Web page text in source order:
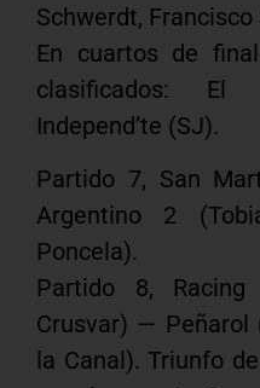
Schwerdt, Francisco
En cuartos de
clasificados:
Independ’te (SJ).
Partido 7, San
Argentino 2
Poncela).
Partido 8,
Crusvar) — Peñarol
la Canal). Triunfo